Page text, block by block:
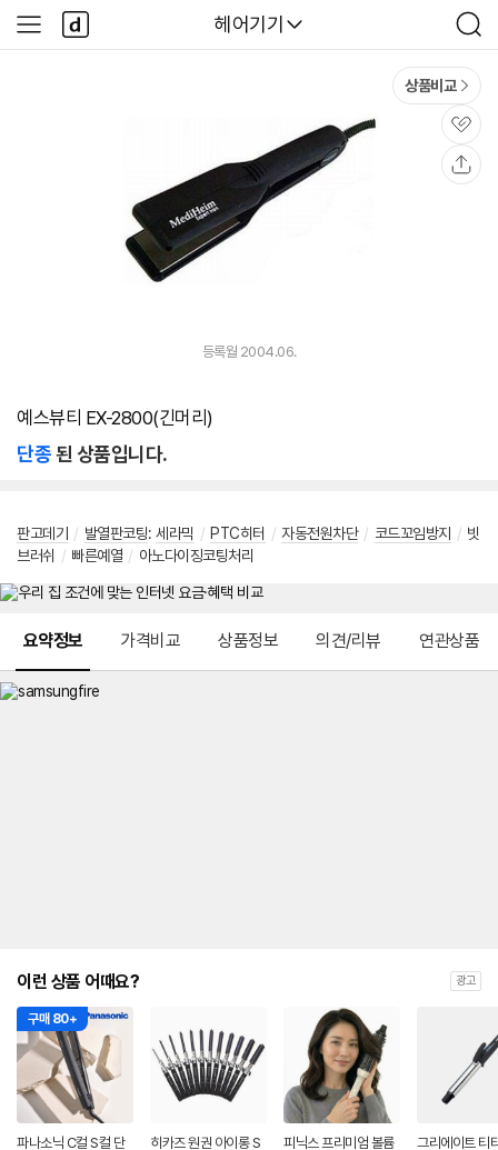
다나와
헤어기기
검
색
사
이
다
나
와
상품비교
관
심
등록월 2004.06.
예스뷰티 EX-2800(긴머리)
단종된 상품입니다.
판고데기 / 발열판코팅: 세라믹 / PTC히터 / 자동전원차단 / 코드꼬임방지 / 빗
브러쉬 / 빠른예열 / 아노다이징코팅처리
요약정보 가격비교 상품정보 의견/리뷰 연관상품
이런 상품 어때요? 광고
구매 80+
파나소닉 C컬 S컬 단
히카즈 원권 아이롱 S
피닉스 프리미엄 볼륨
그리에이트 티